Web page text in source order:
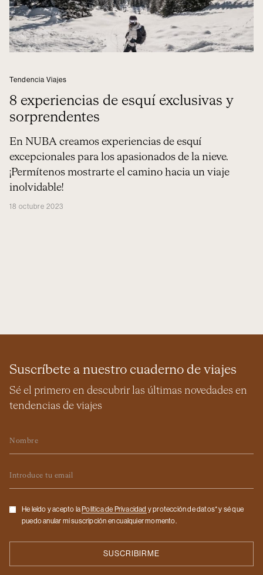
Tendencia Viajes
8 experiencias de esquí exclusivas y
sorprendentes
En NUBA creamos experiencias de esquí
excepcionales para los apasionados de la nieve.
¡Permítenos mostrarte el camino hacia un viaje
inolvidable!
18 octubre 2023
Suscríbete a nuestro cuaderno de viajes
Sé el primero en descubrir las últimas novedades en
tendencias de viajes
Checkbox
He leído y acepto la Politica de Privacidad y protección de datos* y sé que
puedo anular mi suscripción en cualquier momento.